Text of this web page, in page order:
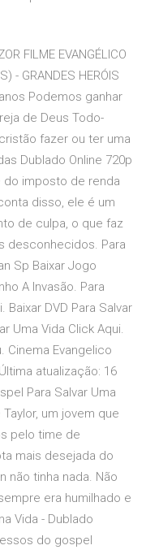
FILME EVANGÉLICO
- GRANDES HERÓIS
Podemos ganhar
de Deus Todo-
fazer ou ter uma
Dublado Online 720p
do imposto de renda
disso, ele é um
de culpa, o que faz
desconhecidos. Para
Sp Baixar Jogo
A Invasão. Para
Baixar DVD Para Salvar
Uma Vida Click Aqui.
Cinema Evangelico
atualização: 16
Para Salvar Uma
um jovem que
pelo time de
mais desejada do
não tinha nada. Não
era humilhado e
Vida - Dublado
do gospel